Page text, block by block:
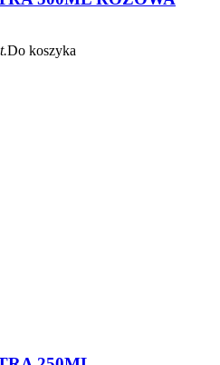
Do koszyka